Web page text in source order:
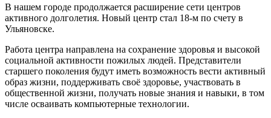
В нашем городе продолжается расширение сети центров
активного долголетия. Новый центр стал 18-м по счету в
Ульяновске.
Работа центра направлена на сохранение здоровья и высокой
социальной активности пожилых людей. Представители
старшего поколения будут иметь возможность вести активный
образ жизни, поддерживать своё здоровье, участвовать в
общественной жизни, получать новые знания и навыки, в том
числе осваивать компьютерные технологии.